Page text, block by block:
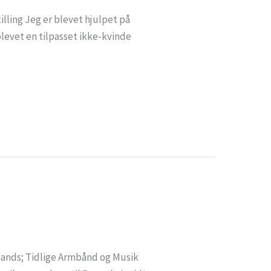
Jeg er blevet hjulpet på
en tilpasset ikke-kvinde
Tidlige Armbånd og Musik